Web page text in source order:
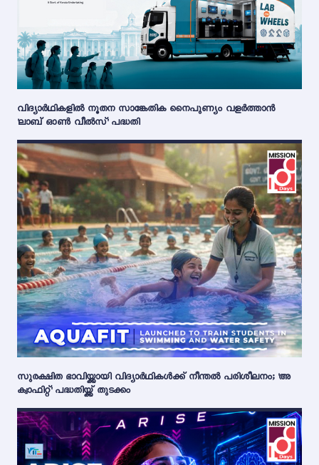
വിദ്യാർഥികളിൽ നൂതന സാങ്കേതിക നൈപുണ്യം വളർത്താൻ
'ലാബ് ഓൺ വീൽസ്' പദ്ധതി
സുരക്ഷിത ഭാവിയ്ക്കായി വിദ്യാർഥികൾക്ക് നീന്തൽ പരിശീലനം; 'അ
ക്വാഫിറ്റ്' പദ്ധതിയ്ക്ക് തുടക്കം